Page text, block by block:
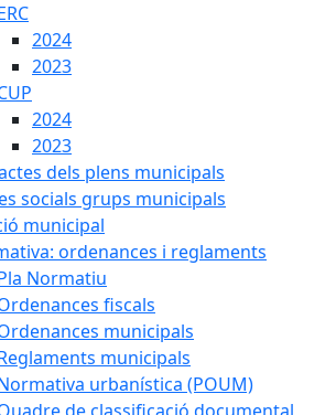
2024
2023
2024
2023
dels plens municipals
socials grups municipals
municipal
ordenances i reglaments
Normatiu
fiscals
municipals
municipals
urbanística (POUM)